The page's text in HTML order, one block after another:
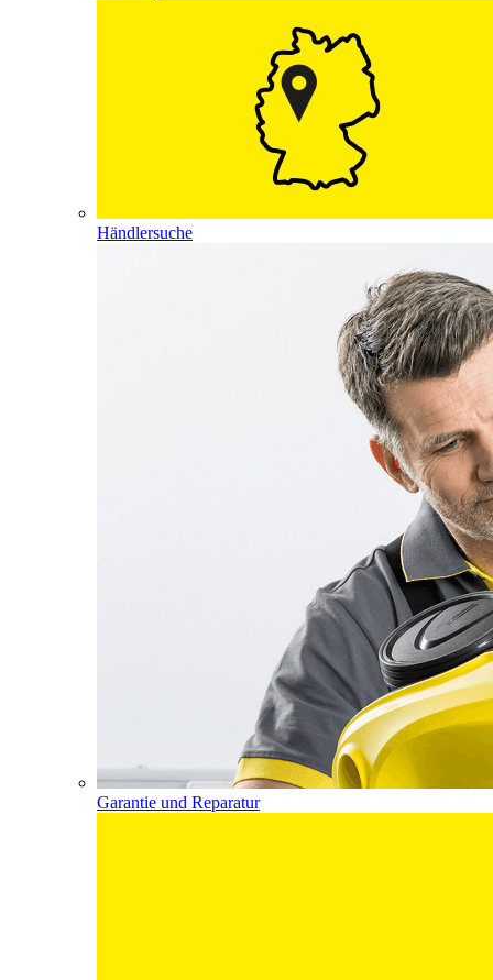
Händlersuche
Garantie und Reparatur